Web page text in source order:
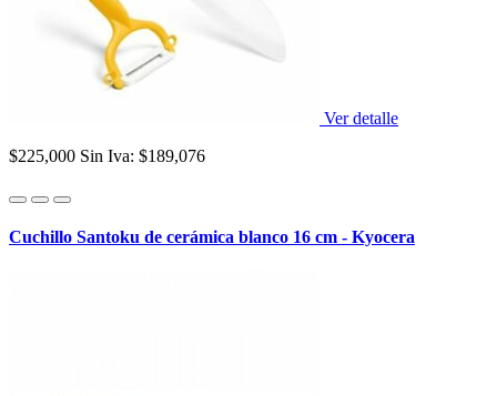
Ver detalle
$225,000 Sin Iva: $189,076
Cuchillo Santoku de cerámica blanco 16 cm - Kyocera